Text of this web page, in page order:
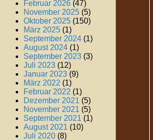
Februar 2026 (47)
November 2025 (5)
Oktober 2025 (150)
März 2025 (1)
September 2024 (1)
August 2024 (1)
September 2023 (3)
Juli 2023 (12)
Januar 2023 (9)
März 2022 (1)
Februar 2022 (1)
Dezember 2021 (5)
November 2021 (5)
September 2021 (1)
August 2021 (10)
Juli 2020 (8)